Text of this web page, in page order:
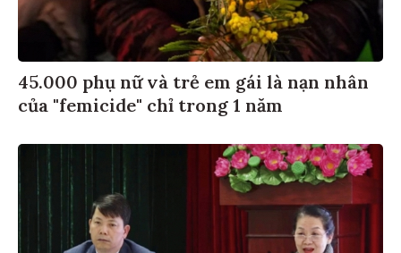
45.000 phụ nữ và trẻ em gái là nạn nhân
của "femicide" chỉ trong 1 năm